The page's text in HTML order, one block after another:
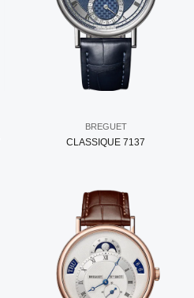
BREGUET
CLASSIQUE 7137